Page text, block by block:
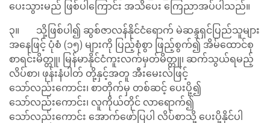
ပေးသွားမည် ဖြစ်ပါကြောင်း အသိပေး ကြေညာအပ်ပါသည်။
၃။ သို့ဖြစ်ပါ၍ ဆွစ်ဇာလန်နိုင်ငံရောက် မဲဆန္ဒရှင်ပြည်သူများ
အနေဖြင့် ပုံစံ (၁၅) များကို ပြည့်စုံစွာ ဖြည့်စွက်၍ အိမ်ထောင်စု
စာရင်းမိတ္တူ၊ မြန်မာနိုင်ငံကူးလက်မှတ်မိတ္တူ၊ ဆက်သွယ်ရမည့်
လိပ်စာ၊ ဖုန်းနံပါတ် တို့နှင့်အတူ အီးမေးလ်ဖြင့်
သော်လည်းကောင်း၊ စာတိုက်မှ တစ်ဆင့် ပေးပို့၍
သော်လည်းကောင်း၊ လူကိုယ်တိုင် လာရောက်၍
သော်လည်းကောင်း အောက်ဖော်ပြပါ လိပ်စာသို့ ပေးပို့နိုင်ပါ